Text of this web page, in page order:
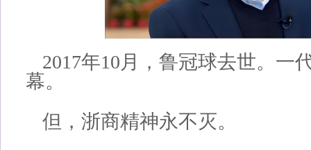
2017年10月，鲁冠球去世。一
幕。
但，浙商精神永不灭。